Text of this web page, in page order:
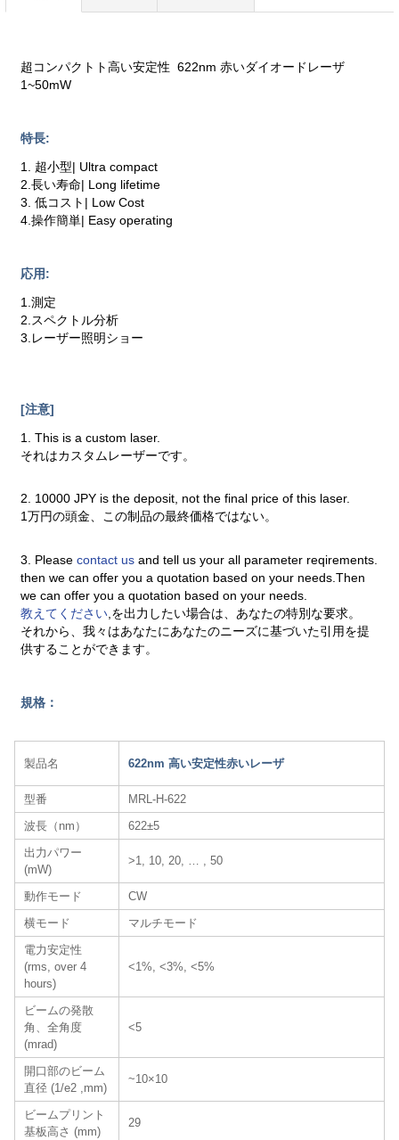
超コンパクトト高い安定性 622nm 赤いダイオードレーザ
1~50mW
特長:
1. 超小型| Ultra compact
2.長い寿命| Long lifetime
3. 低コスト| Low Cost
4.操作簡単| Easy operating
応用:
1.測定
2.スペクトル分析
3.レーザー照明ショー
[注意]
1. This is a custom laser.
それはカスタムレーザーです。
2. 10000 JPY is the deposit, not the final price of this laser.
1万円の頭金、この制品の最終価格ではない。
3. Pleasecontact usand tell us your all parameter reqirements.
then we can offer you a quotation based on your needs.Then
we can offer you a quotation based on your needs.
教えてください ,を出力したい場合は、あなたの特別な要求。
それから、我々はあなたにあなたのニーズに基づいた引用を提
供することができます。
規格：
製品名 622nm 高い安定性赤いレーザ
型番
MRL-H-622
波長（nm）
622±5
出力パワー
(mW)
>1, 10, 20, … , 50
動作モード
CW
横モード
マルチモード
電力安定性
(rms, over 4
hours)
<1%, <3%, <5%
ビームの発散
角、全角度
(mrad)
<5
開口部のビーム
直径 (1/e2 ,mm)
~10×10
ビームプリント
基板高さ (mm)
29